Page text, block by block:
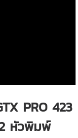
PRO 423
หัวพิมพ์